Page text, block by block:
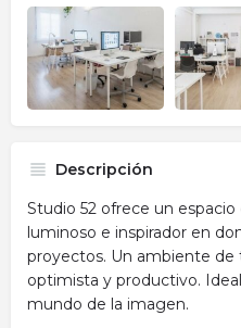
Descripción
Studio 52 ofrece un
luminoso e inspirador en
proyectos. Un ambiente de
optimista y productivo.
mundo de la imagen.